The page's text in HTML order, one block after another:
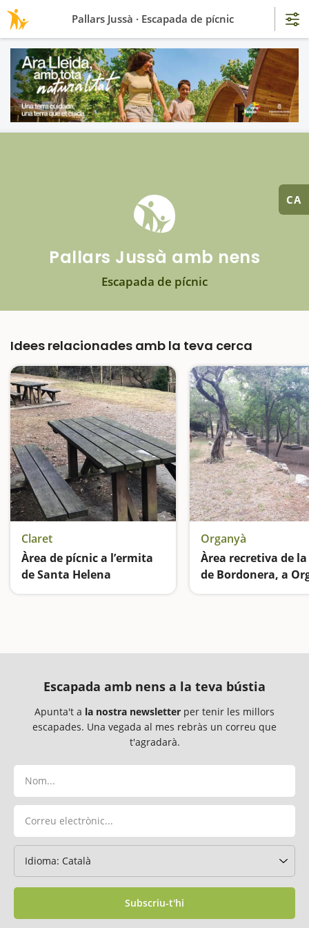
CA
Pallars Jussà amb nens
Escapada de pícnic
Idees relacionades amb la teva cerca
Claret
Àrea de pícnic a l’ermita
de Santa Helena
Organyà
Àrea recretiva de
de Bordonera, a
Escapada amb nens a la teva bústia
Apunta't a la nostra newsletter per tenir les millors
escapades. Una vegada al mes rebràs un correu que
t'agradarà.
Subscriu-t'hi
Pallars Jussà · Escapada de pícnic